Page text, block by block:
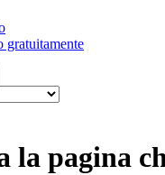
gratuitamente
la pagina